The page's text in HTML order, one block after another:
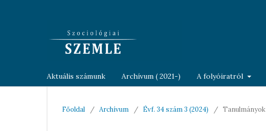
Aktuális számunk Archívum ( 2021-) A folyóiratról
Főoldal / Archívum / Évf. 34 szám 3 (2024) / Tanulmányok